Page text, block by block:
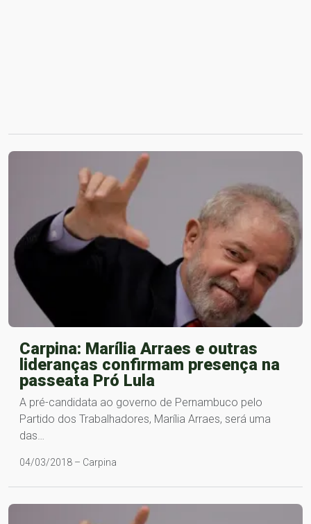
Carpina: Marília Arraes e outras
lideranças confirmam presença na
passeata Pró Lula
A pré-candidata ao governo de Pernambuco pelo
Partido dos Trabalhadores, Marília Arraes, será uma
das…
04/03/2018 – Carpina